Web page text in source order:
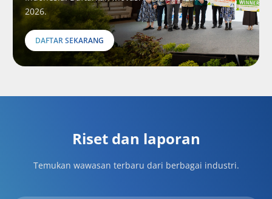
2026.
DAFTAR SEKARANG
Riset dan laporan
Temukan wawasan terbaru dari berbagai industri.